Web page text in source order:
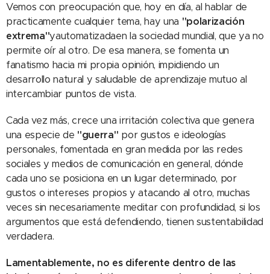
Vemos con preocupación que, hoy en día, al hablar de
practicamente cualquier tema, hay una "polarización
extrema"yautomatizadaen la sociedad mundial, que ya no
permite oír al otro. De esa manera, se fomenta un
fanatismo hacia mi propia opinión, impidiendo un
desarrollo natural y saludable de aprendizaje mutuo al
intercambiar puntos de vista.
Cada vez más, crece una irritación colectiva que genera
una especie de "guerra" por gustos e ideologías
personales, fomentada en gran medida por las redes
sociales y medios de comunicación en general, dónde
cada uno se posiciona en un lugar determinado, por
gustos o intereses propios y atacando al otro, muchas
veces sin necesariamente meditar con profundidad, si los
argumentos que está defendiendo, tienen sustentabilidad
verdadera.
Lamentablemente, no es diferente dentro de las